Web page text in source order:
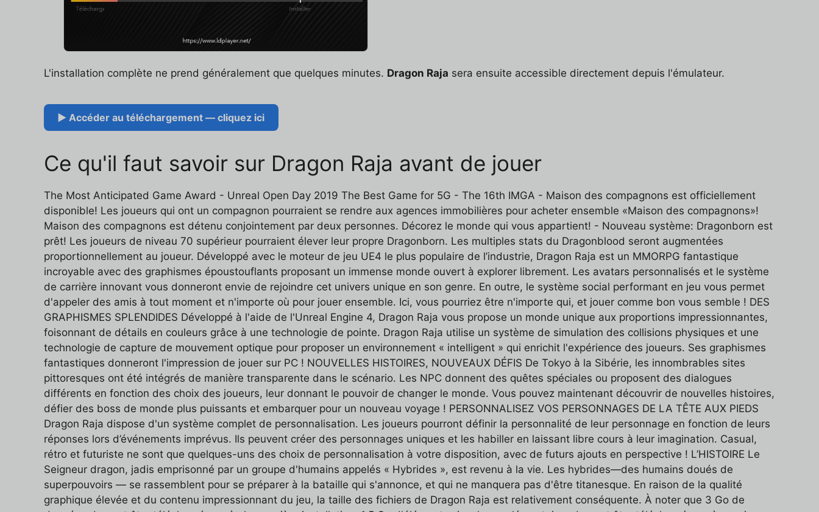
L'installation complète ne prend généralement que quelques minutes. Dragon Raja sera ensuite accessible directement depuis l'émulateur.
▶ Accéder au téléchargement — cliquez ici
Ce qu'il faut savoir sur Dragon Raja avant de jouer
The Most Anticipated Game Award - Unreal Open Day 2019 The Best Game for 5G - The 16th IMGA - Maison des compagnons est officiellement
disponible! Les joueurs qui ont un compagnon pourraient se rendre aux agences immobilières pour acheter ensemble «Maison des compagnons»!
Maison des compagnons est détenu conjointement par deux personnes. Décorez le monde qui vous appartient! - Nouveau système: Dragonborn est
prêt! Les joueurs de niveau 70 supérieur pourraient élever leur propre Dragonborn. Les multiples stats du Dragonblood seront augmentées
proportionnellement au joueur. Développé avec le moteur de jeu UE4 le plus populaire de l’industrie, Dragon Raja est un MMORPG fantastique
incroyable avec des graphismes époustouflants proposant un immense monde ouvert à explorer librement. Les avatars personnalisés et le système
de carrière innovant vous donneront envie de rejoindre cet univers unique en son genre. En outre, le système social performant en jeu vous permet
d'appeler des amis à tout moment et n'importe où pour jouer ensemble. Ici, vous pourriez être n'importe qui, et jouer comme bon vous semble ! DES
GRAPHISMES SPLENDIDES Développé à l'aide de l'Unreal Engine 4, Dragon Raja vous propose un monde unique aux proportions impressionnantes,
foisonnant de détails en couleurs grâce à une technologie de pointe. Dragon Raja utilise un système de simulation des collisions physiques et une
technologie de capture de mouvement optique pour proposer un environnement « intelligent » qui enrichit l'expérience des joueurs. Ses graphismes
fantastiques donneront l'impression de jouer sur PC ! NOUVELLES HISTOIRES, NOUVEAUX DÉFIS De Tokyo à la Sibérie, les innombrables sites
pittoresques ont été intégrés de manière transparente dans le scénario. Les NPC donnent des quêtes spéciales ou proposent des dialogues
différents en fonction des choix des joueurs, leur donnant le pouvoir de changer le monde. Vous pouvez maintenant découvrir de nouvelles histoires,
défier des boss de monde plus puissants et embarquer pour un nouveau voyage ! PERSONNALISEZ VOS PERSONNAGES DE LA TÊTE AUX PIEDS
Dragon Raja dispose d'un système complet de personnalisation. Les joueurs pourront définir la personnalité de leur personnage en fonction de leurs
réponses lors d’événements imprévus. Ils peuvent créer des personnages uniques et les habiller en laissant libre cours à leur imagination. Casual,
rétro et futuriste ne sont que quelques-uns des choix de personnalisation à votre disposition, avec de futurs ajouts en perspective ! L’HISTOIRE Le
Seigneur dragon, jadis emprisonné par un groupe d'humains appelés « Hybrides », est revenu à la vie. Les hybrides—des humains doués de
superpouvoirs — se rassemblent pour se préparer à la bataille qui s'annonce, et qui ne manquera pas d'être titanesque. En raison de la qualité
graphique élevée et du contenu impressionnant du jeu, la taille des fichiers de Dragon Raja est relativement conséquente. À noter que 3 Go de